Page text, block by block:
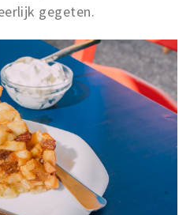
gegeten.